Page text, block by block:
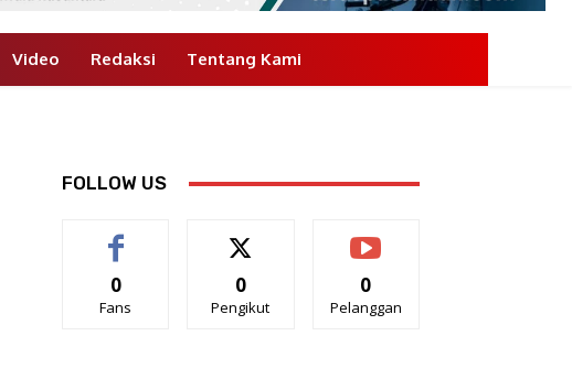
Video Redaksi Tentang Kami
FOLLOW US
0
Fans
0
Pengikut
0
Pelanggan